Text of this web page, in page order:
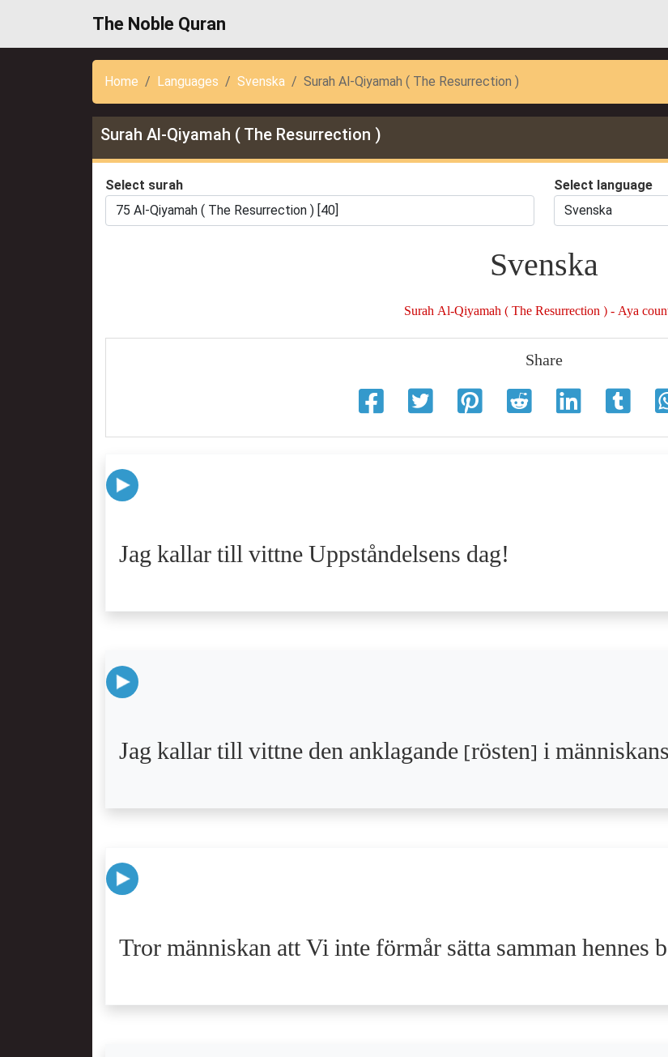
The Noble Quran
Home Languages Svenska Surah Al-Qiyamah ( The Resurrection )
Surah Al-Qiyamah ( The Resurrection )
Select surah Select language
Svenska
Surah Al-Qiyamah ( The Resurrection ) - Aya
Share
Jag kallar till vittne Uppståndelsens dag!
Jag kallar till vittne den anklagande [rösten] i
Tror människan att Vi inte förmår sätta samman hennes